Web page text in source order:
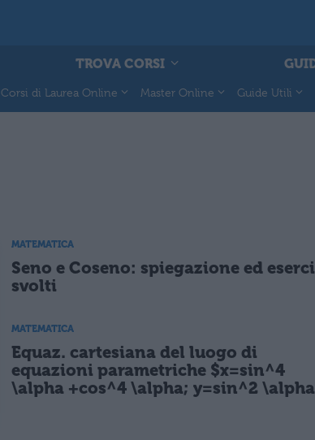
TROVA CORSI
Corsi di Laurea Online Master Online Guide Utili
MATEMATICA
Seno e Coseno: spiegazione ed
svolti
MATEMATICA
Equaz. cartesiana del luogo di
equazioni parametriche $x=sin^4
\alpha +cos^4 \alpha; y=sin^2